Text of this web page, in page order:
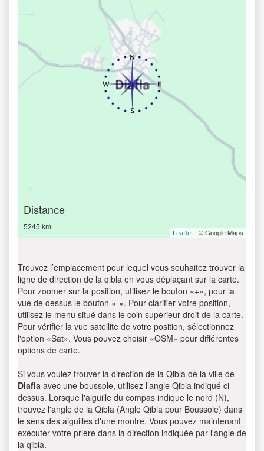
Distance
5245 km
Leaflet | © Google Maps
Trouvez l’emplacement pour lequel vous souhaitez trouver la
ligne de direction de la qibla en vous déplaçant sur la carte.
Pour zoomer sur la position, utilisez le bouton «+», pour la
vue de dessus le bouton «-». Pour clarifier votre position,
utilisez le menu situé dans le coin supérieur droit de la carte.
Pour vérifier la vue satellite de votre position, sélectionnez
l'option «Sat». Vous pouvez choisir «OSM» pour différentes
options de carte.
Si vous voulez trouver la direction de la Qibla de la ville de
Diafla avec une boussole, utilisez l’angle Qibla indiqué ci-
dessus. Lorsque l'aiguille du compas indique le nord (N),
trouvez l'angle de la Qibla (Angle Qibla pour Boussole) dans
le sens des aiguilles d'une montre. Vous pouvez maintenant
exécuter votre prière dans la direction indiquée par l'angle de
la qibla.